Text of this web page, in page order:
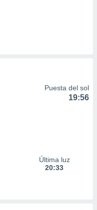
Puesta del sol
19:56
Última luz
20:33